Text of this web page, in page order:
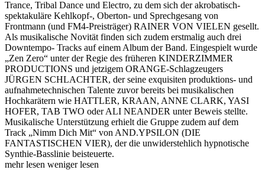
Trance, Tribal Dance und Electro, zu dem sich der akrobatisch-
spektakuläre Kehlkopf-, Oberton- und Sprechgesang von
Frontmann (und FM4-Preisträger) RAINER VON VIELEN gesellt.
Als musikalische Novität finden sich zudem erstmalig auch drei
Downtempo- Tracks auf einem Album der Band. Eingespielt wurde
„Zen Zero“ unter der Regie des früheren KINDERZIMMER
PRODUCTIONS und jetzigem ORANGE-Schlagzeugers
JÜRGEN SCHLACHTER, der seine exquisiten produktions- und
aufnahmetechnischen Talente zuvor bereits bei musikalischen
Hochkarätern wie HATTLER, KRAAN, ANNE CLARK, YASI
HOFER, TAB TWO oder ALI NEANDER unter Beweis stellte.
Musikalische Unterstützung erhielt die Gruppe zudem auf dem
Track „Nimm Dich Mit“ von AND.YPSILON (DIE
FANTASTISCHEN VIER), der die unwiderstehlich hypnotische
Synthie-Basslinie beisteuerte.
mehr lesen weniger lesen